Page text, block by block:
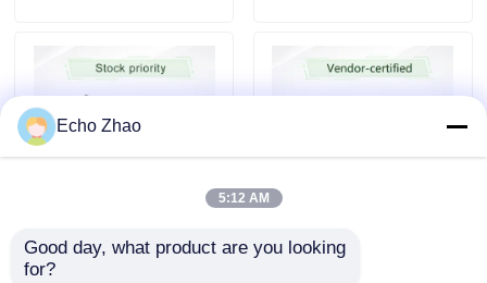
Επικοινωνήστε μαζί μας
Ειδήσεις
Ζητήστε μια προσφορά
Mellanox MMA2P00-
AS 25GbE SFP28 SR
Mellanox Optical
Echo Zhao
5:12 AM
Good day, what product are you looking
for?